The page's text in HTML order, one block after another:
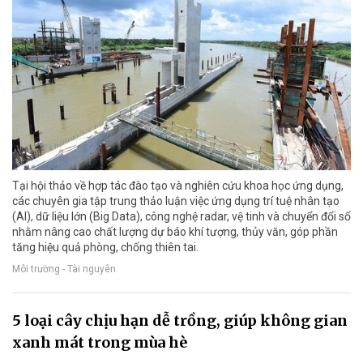
Tại hội thảo về hợp tác đào tạo và nghiên cứu khoa học ứng dụng,
các chuyên gia tập trung thảo luận việc ứng dụng trí tuệ nhân tạo
(AI), dữ liệu lớn (Big Data), công nghệ radar, vệ tinh và chuyển đổi số
nhằm nâng cao chất lượng dự báo khí tượng, thủy văn, góp phần
tăng hiệu quả phòng, chống thiên tai.
Môi trường - Tài nguyên
5 loại cây chịu hạn dễ trồng, giúp không gian
xanh mát trong mùa hè